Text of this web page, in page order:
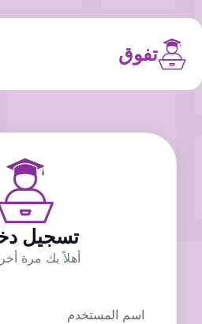
تفوق
تسجيل
أهلاً بك مرة
اسم المستخدم